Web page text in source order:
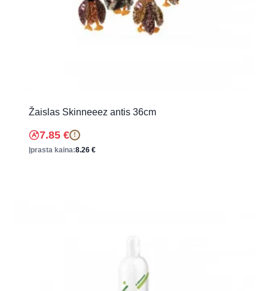
Žaislas Skinneeez antis 36cm
7.85 € !
Įprasta kaina:8.26 €